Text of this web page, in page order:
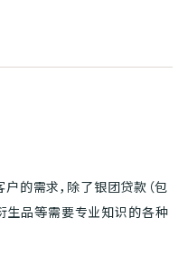
的需求，除了银团贷款（包
生品等需要专业知识的各种